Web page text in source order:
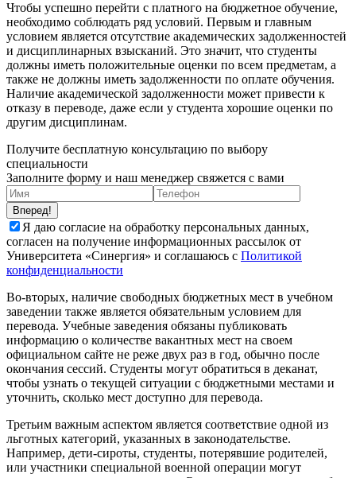
Чтобы успешно перейти с платного на бюджетное обучение,
необходимо соблюдать ряд условий. Первым и главным
условием является отсутствие академических задолженностей
и дисциплинарных взысканий. Это значит, что студенты
должны иметь положительные оценки по всем предметам, а
также не должны иметь задолженности по оплате обучения.
Наличие академической задолженности может привести к
отказу в переводе, даже если у студента хорошие оценки по
другим дисциплинам.
Получите бесплатную консультацию по выбору
специальности
Заполните форму и наш менеджер свяжется с вами
Вперед!
Я даю согласие на обработку персональных данных,
согласен на получение информационных рассылок от
Университета «Синергия» и соглашаюсь c Политикой
конфиденциальности
Во-вторых, наличие свободных бюджетных мест в учебном
заведении также является обязательным условием для
перевода. Учебные заведения обязаны публиковать
информацию о количестве вакантных мест на своем
официальном сайте не реже двух раз в год, обычно после
окончания сессий. Студенты могут обратиться в деканат,
чтобы узнать о текущей ситуации с бюджетными местами и
уточнить, сколько мест доступно для перевода.
Третьим важным аспектом является соответствие одной из
льготных категорий, указанных в законодательстве.
Например, дети-сироты, студенты, потерявшие родителей,
или участники специальной военной операции могут